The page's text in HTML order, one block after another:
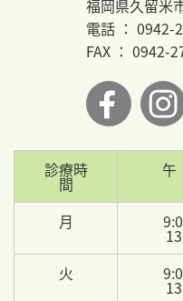
福岡県久留米
電話 ： 0942-
FAX ： 0942-
診療時
間
月
火